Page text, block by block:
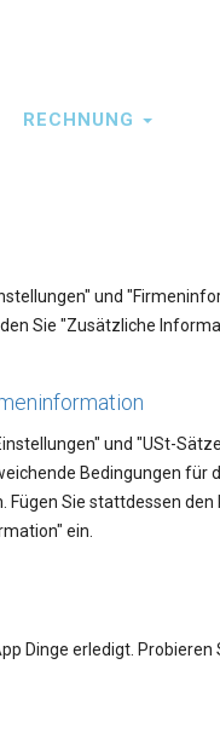
RECHNUNG
und
Sie "Zusätzliche
und "USt-
Bedingungen
Fügen Sie stattdessen
ein.
Dinge erledigt.